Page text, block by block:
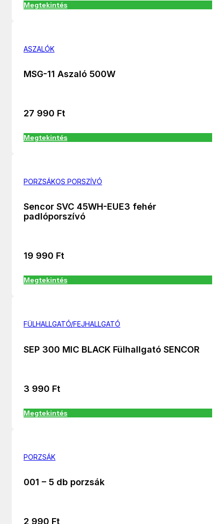
Megtekintés
ASZALÓK
MSG-11 Aszaló 500W
27 990 Ft
Megtekintés
PORZSÁKOS PORSZÍVÓ
Sencor SVC 45WH-EUE3 fehér
padlóporszívó
19 990 Ft
Megtekintés
FÜLHALLGATÓ/FEJHALLGATÓ
SEP 300 MIC BLACK Fülhallgató SENCOR
3 990 Ft
Megtekintés
PORZSÁK
001 – 5 db porzsák
2 990 Ft